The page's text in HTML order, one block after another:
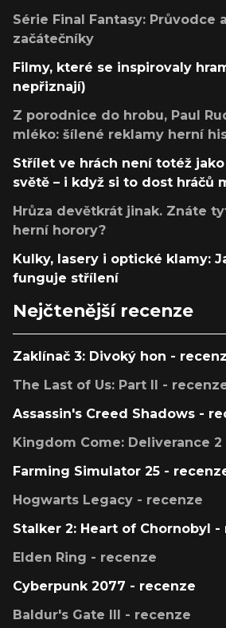
Série Final Fantasy: Průvodce
začátečníky
Filmy, které se inspirovaly
nepřiznají)
Z porodnice do hrobu, Paul
mléko: šílené reklamy herní
Střílet ve hrách není totéž
světě – i když si to dost hráčů
Hrůza devětkrát jinak. Znáte
herní horory?
Kulky, lasery i optické klamy:
funguje střílení
Nejčtenější recenze
Zaklínač 3: Divoký hon -
The Last of Us: Part II -
Assassin's Creed Shadows -
Kingdom Come: Deliverance
Farming Simulator 25 -
Hogwarts Legacy - recenze
Stalker 2: Heart of Chornobyl -
Elden Ring - recenze
Cyberpunk 2077 - recenze
Baldur's Gate III - recenze